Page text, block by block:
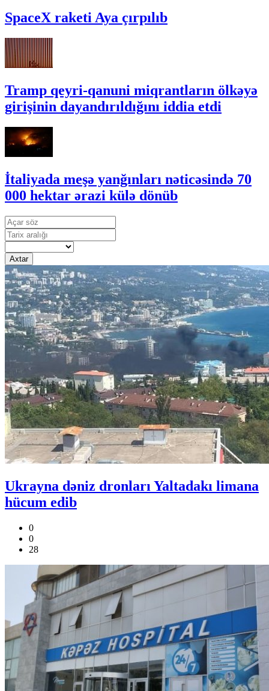
SpaceX raketi Aya çırpılıb
Tramp qeyri-qanuni miqrantların ölkəyə
girişinin dayandırıldığını iddia etdi
İtaliyada meşə yanğınları nəticəsində 70
000 hektar ərazi külə dönüb
Axtar
Ukrayna dəniz dronları Yaltadakı limana
hücum edib
0
0
28